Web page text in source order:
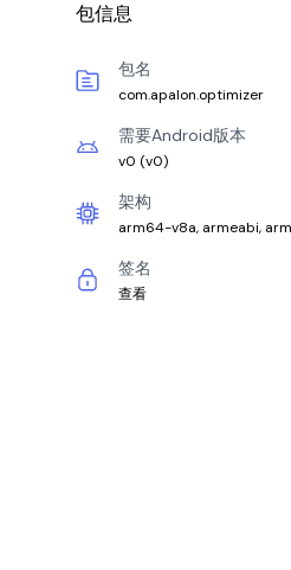
包信息
包名
com.apalon.optimizer
需要Android版本
v0 (v0)
架构
arm64-v8a, armeabi,
签名
查看